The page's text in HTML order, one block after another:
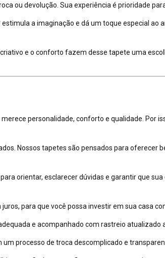
ou devolução. Sua experiência é prioridade
estimula a imaginação e dá um toque especial ao
e o conforto fazem desse tapete uma
personalidade, conforto e qualidade. Por
Nossos tapetes são pensados para oferecer
orientar, esclarecer dúvidas e garantir que
para que você possa investir em sua casa
e acompanhado com rastreio atualizado
processo de troca descomplicado e